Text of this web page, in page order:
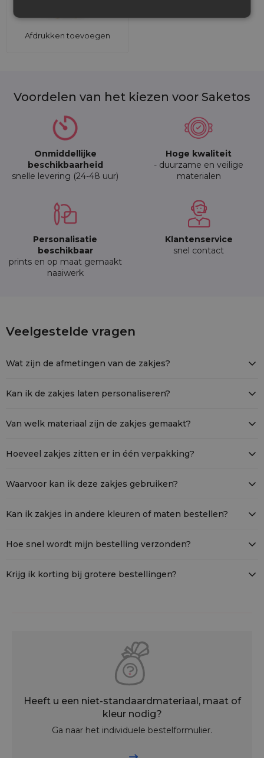
Afdrukken toevoegen
Voordelen van het kiezen voor Saketos
Onmiddellijke
beschikbaarheid
snelle levering (24-48 uur)
Hoge kwaliteit
- duurzame en veilige
materialen
Personalisatie
beschikbaar
prints en op maat gemaakt
naaiwerk
Klantenservice
snel contact
5 stuks Katoenen zakjes 15 x 20 cm - wit
Veelgestelde vragen
Wat zijn de afmetingen van de zakjes?
Kan ik de zakjes laten personaliseren?
Van welk materiaal zijn de zakjes gemaakt?
Hoeveel zakjes zitten er in één verpakking?
Waarvoor kan ik deze zakjes gebruiken?
georganiseerd te houden.
Kan ik zakjes in andere kleuren of maten bestellen?
beschikbare opties.
Hoe snel wordt mijn bestelling verzonden?
Krijg ik korting bij grotere bestellingen?
Heeft u een niet-standaardmateriaal, maat of
kleur nodig?
Ga naar het individuele bestelformulier.